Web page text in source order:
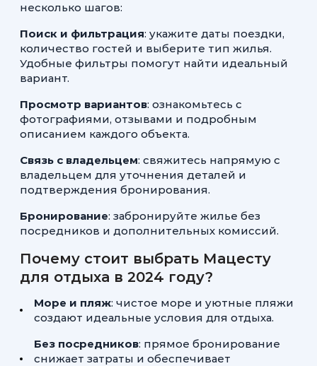
несколько шагов:
Поиск и фильтрация: укажите даты поездки,
количество гостей и выберите тип жилья.
Удобные фильтры помогут найти идеальный
вариант.
Просмотр вариантов: ознакомьтесь с
фотографиями, отзывами и подробным
описанием каждого объекта.
Связь с владельцем: свяжитесь напрямую с
владельцем для уточнения деталей и
подтверждения бронирования.
Бронирование: забронируйте жилье без
посредников и дополнительных комиссий.
Почему стоит выбрать Мацесту
для отдыха в 2024 году?
Море и пляж: чистое море и уютные пляжи
создают идеальные условия для отдыха.
Без посредников: прямое бронирование
снижает затраты и обеспечивает